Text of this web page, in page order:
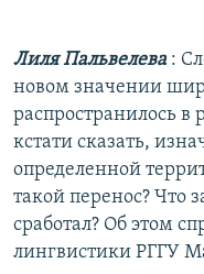
Лиля Пальвелева :
новом значении
распространилось в
кстати сказать,
определенной
такой перенос? Что
сработал? Об этом
лингвистики РГГУ